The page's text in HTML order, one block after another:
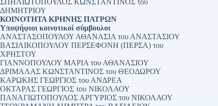
ΣΠΗΛΙΩΤΟΠΟΥΛΟΣ ΚΩΝΣΤΑΝΤΙΝΟΣ του
ΔΗΜΗΤΡΙΟΥ
ΚΟΙΝΟΤΗΤΑ ΚΡΗΝΗΣ ΠΑΤΡΩΝ
Υποψήφιοι κοινοτικοί σύμβουλοι
ΑΝΑΣΤΑΣΟΠΟΥΛΟΥ ΑΘΑΝΑΣΙΑ του ΑΝΑΣΤΑΣΙΟΥ
ΒΑΣΙΛΙΚΟΠΟΥΛΟΥ ΠΕΡΣΕΦΟΝΗ (ΠΕΡΣΑ) του
ΧΡΗΣΤΟΥ
ΓΙΑΝΝΟΠΟΥΛΟΥ ΜΑΡΙΑ του ΑΘΑΝΑΣΙΟΥ
ΔΡΙΜΑΛΑΣ ΚΩΝΣΤΑΝΤΙΝΟΣ του ΘΕΟΔΩΡΟΥ
ΚΑΡΩΚΗΣ ΓΕΩΡΓΙΟΣ του ΑΝΔΡΕΑ
ΟΚΤΑΡΑΣ ΓΕΩΡΓΙΟΣ του ΝΙΚΟΛΑΟΥ
ΠΑΝΑΓΙΩΤΟΠΟΥΛΟΣ ΑΡΓΥΡΙΟΣ του ΝΙΚΟΛΑΟΥ